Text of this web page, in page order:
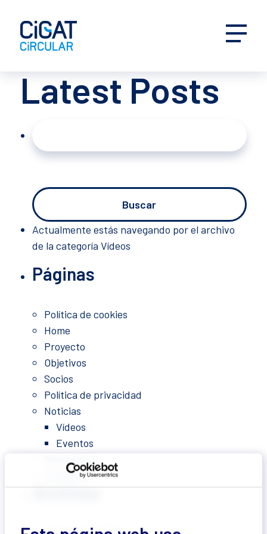
Latest Posts
Actualmente estás navegando por el archivo
de la categoría Vídeos
Páginas
Política de cookies
Home
Proyecto
Objetivos
Socios
Política de privacidad
Noticias
Vídeos
Eventos
Descargas
Contacto
Archivos